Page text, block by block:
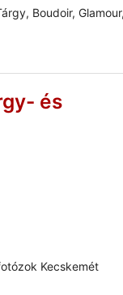
Boudoir,
és
Kecskemét